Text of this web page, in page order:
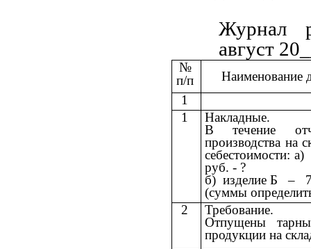
Журнал
август
№
п/п
Наименование
1
1
Накладные.
В течение
производства на
себестоимости:
руб. - ?
б) изделие Б–
(суммы
2
Требование.
Отпущены
продукции на